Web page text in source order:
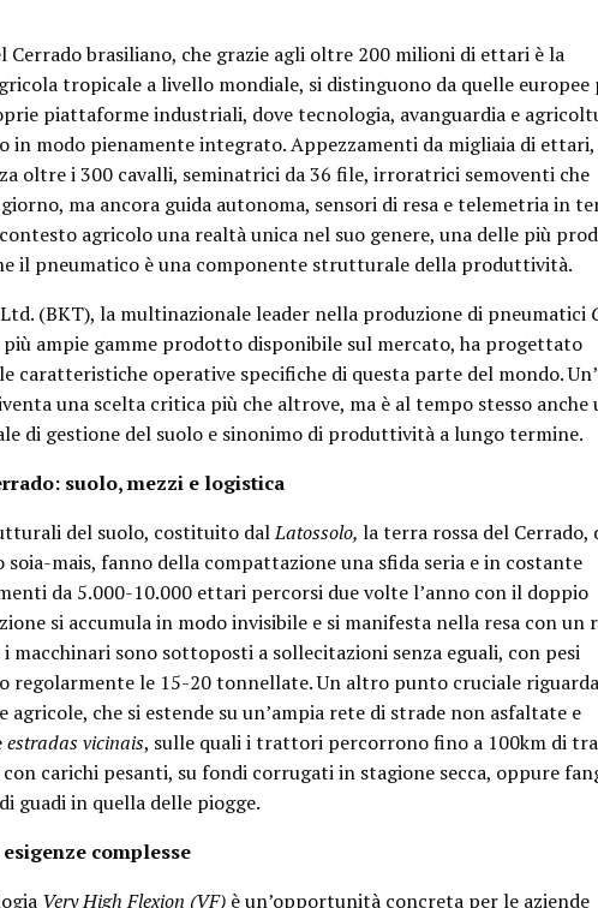
Cerrado brasiliano, che grazie agli oltre 200 milioni di ettari è la
tropicale a livello mondiale, si distinguono da quelle europee
piattaforme industriali, dove tecnologia, avanguardia e
in modo pienamente integrato. Appezzamenti da migliaia di ettari,
oltre i 300 cavalli, seminatrici da 36 file, irroratrici semoventi che
ma ancora guida autonoma, sensori di resa e telemetria in
agricolo una realtà unica nel suo genere, una delle più
il pneumatico è una componente strutturale della produttività.
(BKT), la multinazionale leader nella produzione di pneumatici
ampie gamme prodotto disponibile sul mercato, ha progettato
caratteristiche operative specifiche di questa parte del mondo.
una scelta critica più che altrove, ma è al tempo stesso anche
di gestione del suolo e sinonimo di produttività a lungo termine.
suolo, mezzi e logistica
del suolo, costituito dalLatossolo, la terra rossa del Cerrado,
mais, fanno della compattazione una sfida seria e in costante
da 5.000-10.000 ettari percorsi due volte l’anno con il doppio
si accumula in modo invisibile e si manifesta nella resa con un
macchinari sono sottoposti a sollecitazioni senza eguali, con pesi
regolarmente le 15-20 tonnellate. Un altro punto cruciale
che si estende su un’ampia rete di strade non asfaltate e
estradas vicinais, sulle quali i trattori percorrono fino a 100km di
carichi pesanti, su fondi corrugati in stagione secca, oppure
guadi in quella delle piogge.
complesse
Very High Flexion (VF)è un’opportunità concreta per le aziende